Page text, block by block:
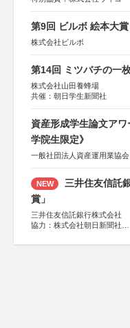
第9回 ビルボ 絵本大賞
株式会社ビルボ
第14回 ミツバチの一
株式会社山田養蜂場
共催：朝日学生新聞社
資産形成学生論文ア
学院生限定》
一般社団法人資産運用業協会
NEW
三井住友信託
賞」
三井住友信託銀行株式会社
協力：株式会社朝日新聞社